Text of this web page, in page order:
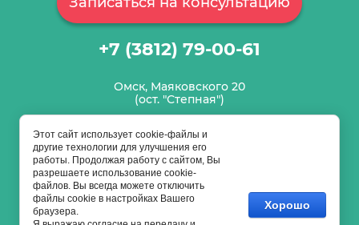
+7 (3812) 79-00-61
Омск, Маяковского 20
(ост. "Степная")
admin@lazermedomsk.ru
Copyright © 2021 Клиника лазерной хирургии ЛазерМед
Этот сайт использует cookie-файлы и
другие технологии для улучшения его
работы. Продолжая работу с сайтом, Вы
разрешаете использование cookie-
файлов. Вы всегда можете отключить
файлы cookie в настройках Вашего
браузера.
Хорошо